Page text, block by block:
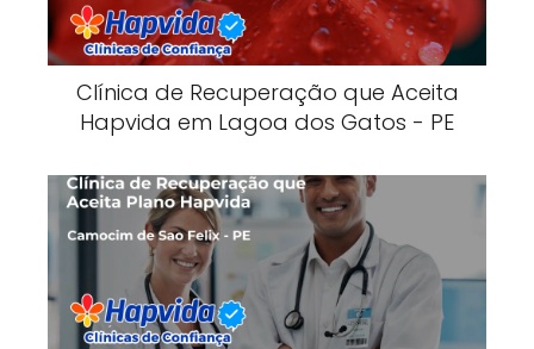
Clínica de Recuperação que Aceita
Hapvida em Lagoa dos Gatos - PE